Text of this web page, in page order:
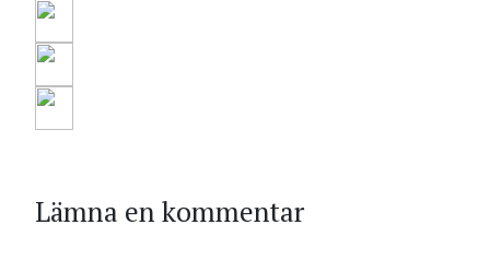
Lämna en kommentar